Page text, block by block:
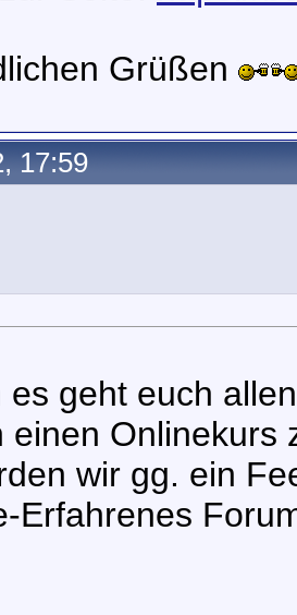
Grüßen
17:59
es geht euch
einen Onlinekurs
wir gg. ein
Erfahrenes